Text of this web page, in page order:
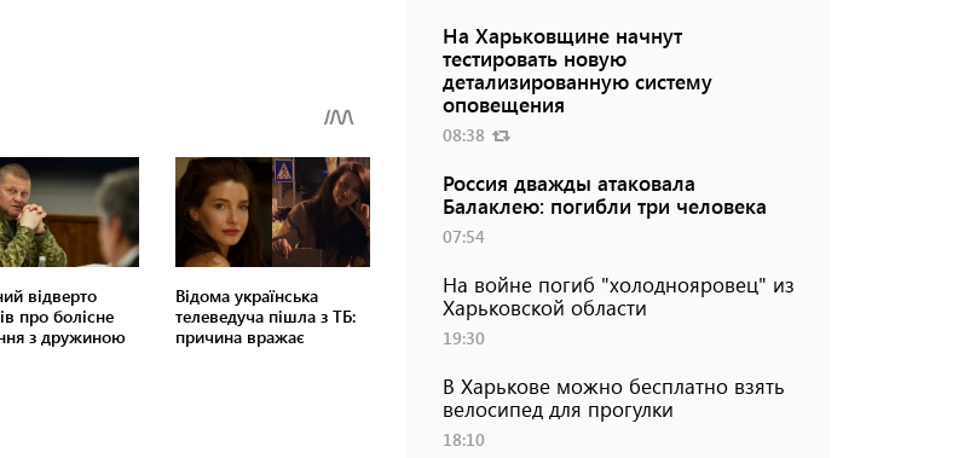
На Харьковщине начнут
тестировать новую
детализированную систему
оповещения
08:38
Россия дважды атаковала
Балаклею: погибли три человека
07:54
На войне погиб "холоднояровец" из
Харьковской области
19:30
В Харькове можно бесплатно взять
велосипед для прогулки
18:10